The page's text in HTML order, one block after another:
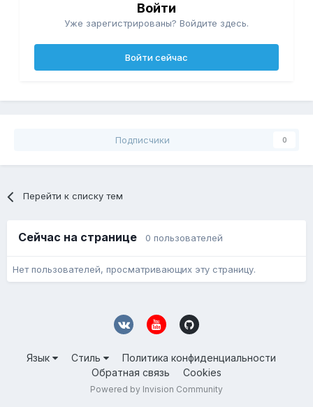
Войти
Уже зарегистрированы? Войдите здесь.
Войти сейчас
Подписчики 0
Перейти к списку тем
Сейчас на странице 0 пользователей
Нет пользователей, просматривающих эту страницу.
Язык Стиль
Политика конфиденциальности
Обратная связь
Cookies
Powered by Invision Community